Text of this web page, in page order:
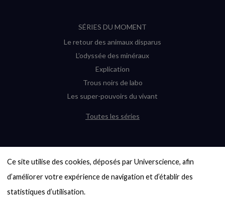
Ce site utilise des cookies, déposés par Universcience, afin
d’améliorer votre expérience de navigation et d’établir des
statistiques d’utilisation.
SÉRIES DU MOMENT
Le retour des animaux disparus
L’odyssée des minéraux
Explication
Trous noirs de labo
Les super-pouvoirs du vivant
Toutes les séries
6000 exoplanètes, et pas de « Terre »
en vue ?
Quel avenir pour les cryptos ?